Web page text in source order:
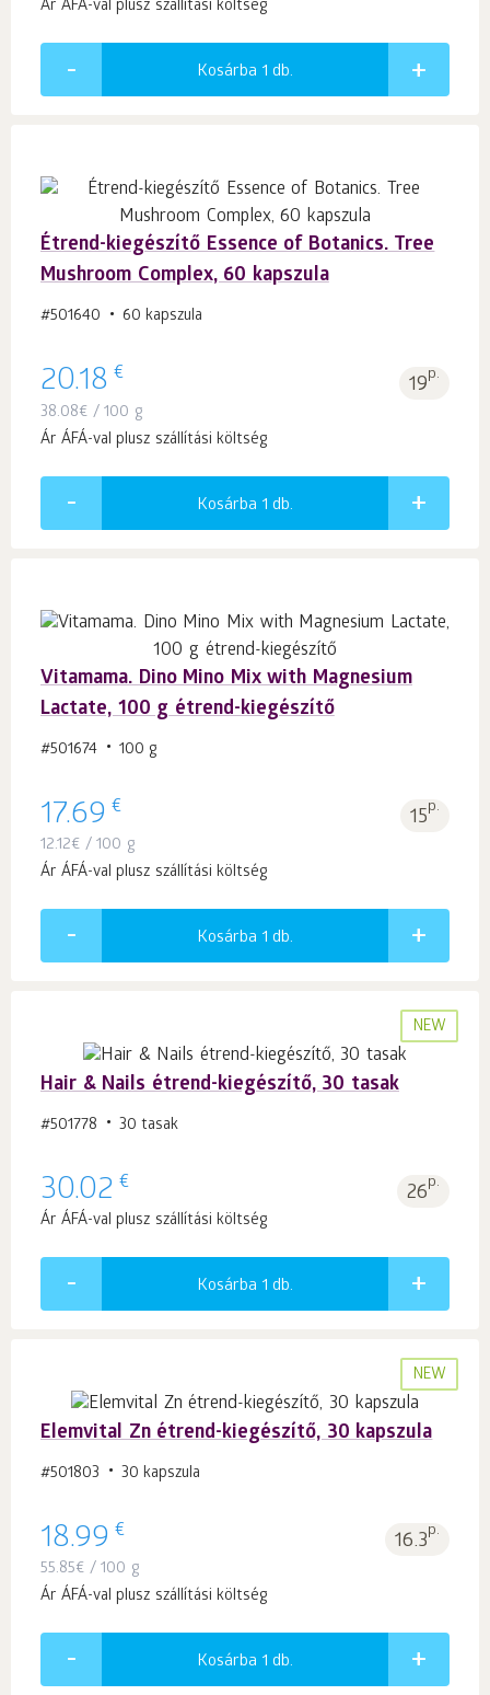
Ár ÁFÁ-val plusz szállítási költség
Kosárba 1 db.
Étrend-kiegészítő Essence of Botanics. Tree
Mushroom Complex, 60 kapszula
#501640 60 kapszula
20.18 € 19p.
38.08€ / 100 g
Ár ÁFÁ-val plusz szállítási költség
Kosárba 1 db.
Vitamama. Dino Mino Mix with Magnesium
Lactate, 100 g étrend-kiegészítő
#501674 100 g
17.69 € 15p.
12.12€ / 100 g
Ár ÁFÁ-val plusz szállítási költség
Kosárba 1 db.
NEW
Hair & Nails étrend-kiegészítő, 30 tasak
#501778 30 tasak
30.02 € 26p.
Ár ÁFÁ-val plusz szállítási költség
Kosárba 1 db.
NEW
Elemvital Zn étrend-kiegészítő, 30 kapszula
#501803 30 kapszula
18.99 € 16.3p.
55.85€ / 100 g
Ár ÁFÁ-val plusz szállítási költség
Kosárba 1 db.